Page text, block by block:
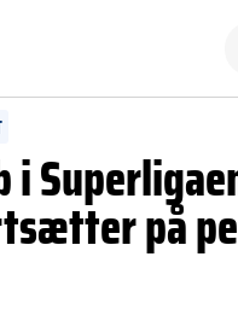
i
på